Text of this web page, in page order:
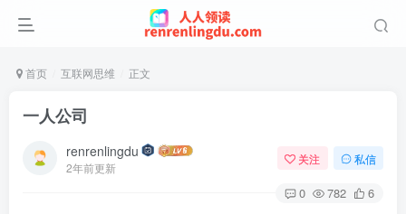
首页 互联网思维 正文
一人公司
renrenlingdu
2年前更新
关注 私信
0 782 6